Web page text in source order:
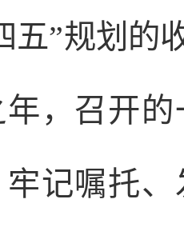
五”规划的
，召开
记嘱托